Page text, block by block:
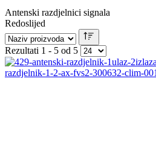
Antenski razdjelnici signala
Redoslijed
Rezultati 1 - 5 od 5